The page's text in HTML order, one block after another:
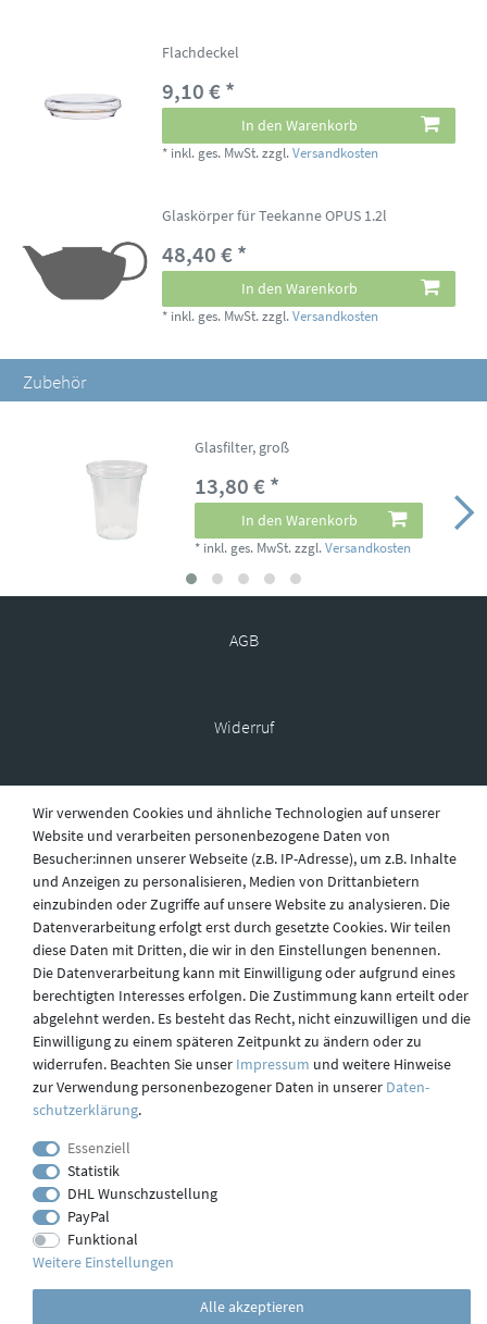
Flachdeckel
9,10 € *
In den Warenkorb
* inkl. ges. MwSt. zzgl.Versandkosten
Glaskörper für Teekanne OPUS 1.2l
48,40 € *
In den Warenkorb
* inkl. ges. MwSt. zzgl.Versandkosten
Zubehör
Glasfilter, groß
13,80 € *
In den Warenkorb
* inkl. ges. MwSt. zzgl.Versandkosten
AGB
Widerruf
Datenschutz
Versand
Kontakt
Impressum
© 2023 GLASIN
Wir verwenden Cookies und ähnliche Technologien auf unserer
Website und verarbeiten personenbezogene Daten von
Besucher:innen unserer Webseite (z.B. IP-Adresse), um z.B. Inhalte
und Anzeigen zu personalisieren, Medien von Drittanbietern
einzubinden oder Zugriffe auf unsere Website zu analysieren. Die
Datenverarbeitung erfolgt erst durch gesetzte Cookies. Wir teilen
diese Daten mit Dritten, die wir in den Einstellungen benennen.
Die Datenverarbeitung kann mit Einwilligung oder aufgrund eines
berechtigten Interesses erfolgen. Die Zustimmung kann erteilt oder
abgelehnt werden. Es besteht das Recht, nicht einzuwilligen und die
Einwilligung zu einem späteren Zeitpunkt zu ändern oder zu
widerrufen. Beachten Sie unser Impressum und weitere Hinweise
zur Verwendung personenbezogener Daten in unserer Daten­
schutz­erklärung.
Essenziell
Statistik
DHL Wunschzustellung
PayPal
Funktional
Weitere Einstellungen
Alle akzeptieren